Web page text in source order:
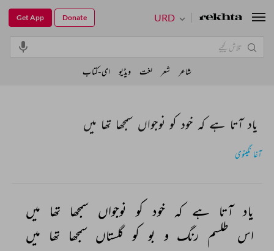
یاد آتا ہے کہ خود کو نوجواں سمجھا تھا میں
آغا نگینوی
یاد آتا ہے کہ خود کو نوجواں سمجھا تھا میں
اس طلسم رنگ و بو کو گلستاں سمجھا تھا میں
URD
Get App Donate
شاعر شعر لغت ویڈیو ای-کتاب